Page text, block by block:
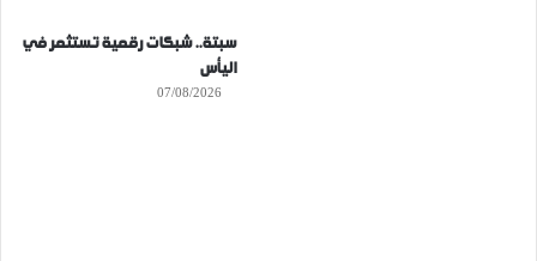
سبتة.. شبكات رقمية تستثمر في
اليأس
07/08/2026